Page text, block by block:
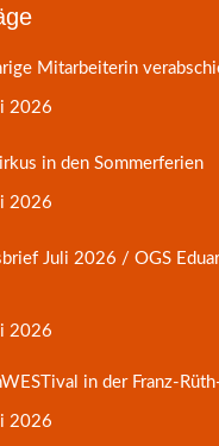
Mitarbeiterin
2026
in den Sommerferien
2026
Juli 2026 / OGS
2026
in der Franz-
2026